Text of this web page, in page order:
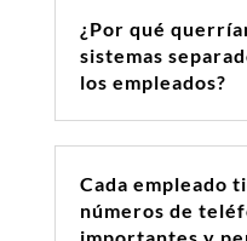
¿Por qué
sistemas
los empleados?
Cada empleado
números de